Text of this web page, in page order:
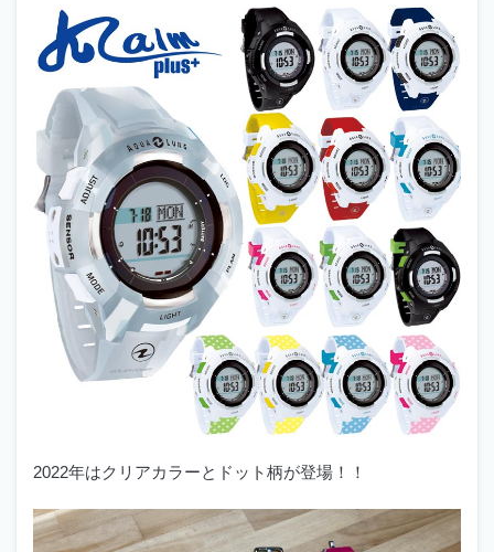
2022年はクリアカラーとドット柄が登場！！